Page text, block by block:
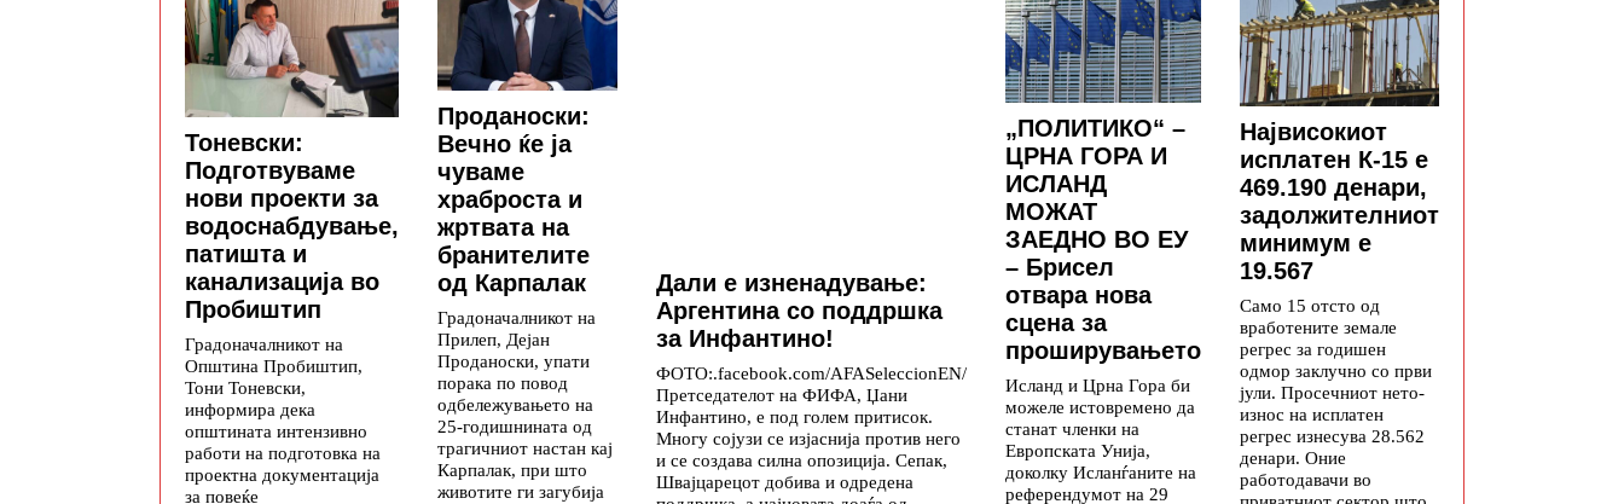
Тоневски:
Подготвуваме
нови проекти за
водоснабдување,
патишта и
канализација во
Пробиштип
Градоначалникот на
Општина Пробиштип,
Тони Тоневски,
информира дека
општината интензивно
работи на подготовка на
проектна документација
за повеќе
Проданоски:
Вечно ќе ја
чуваме
храброста и
жртвата на
бранителите
од Карпалак
Градоначалникот на
Прилеп, Дејан
Проданоски, упати
порака по повод
одбележувањето на
25-годишнината од
трагичниот настан кај
Карпалак, при што
животите ги загубија
Дали е изненадување:
Аргентина со поддршка
за Инфантино!
ФОТО:.facebook.com/AFASeleccionEN/
Претседателот на ФИФА, Џани
Инфантино, е под голем притисок.
Многу сојузи се изјаснија против него
и се создава силна опозиција. Сепак,
Швајцарецот добива и одредена
„ПОЛИТИКО“ –
ЦРНА ГОРА И
ИСЛАНД
МОЖАТ
ЗАЕДНО ВО ЕУ
– Брисел
отвара нова
сцена за
проширувањето
Исланд и Црна Гора би
можеле истовремено да
станат членки на
Европската Унија,
доколку Исланѓаните на
референдумот на 29
Највисокиот
исплатен К-15 е
469.190 денари,
задолжителниот
минимум е
19.567
Само 15 отсто од
вработените земале
регрес за годишен
одмор заклучно со први
јули. Просечниот нето-
износ на исплатен
регрес изнесува 28.562
денари. Оние
работодавачи во